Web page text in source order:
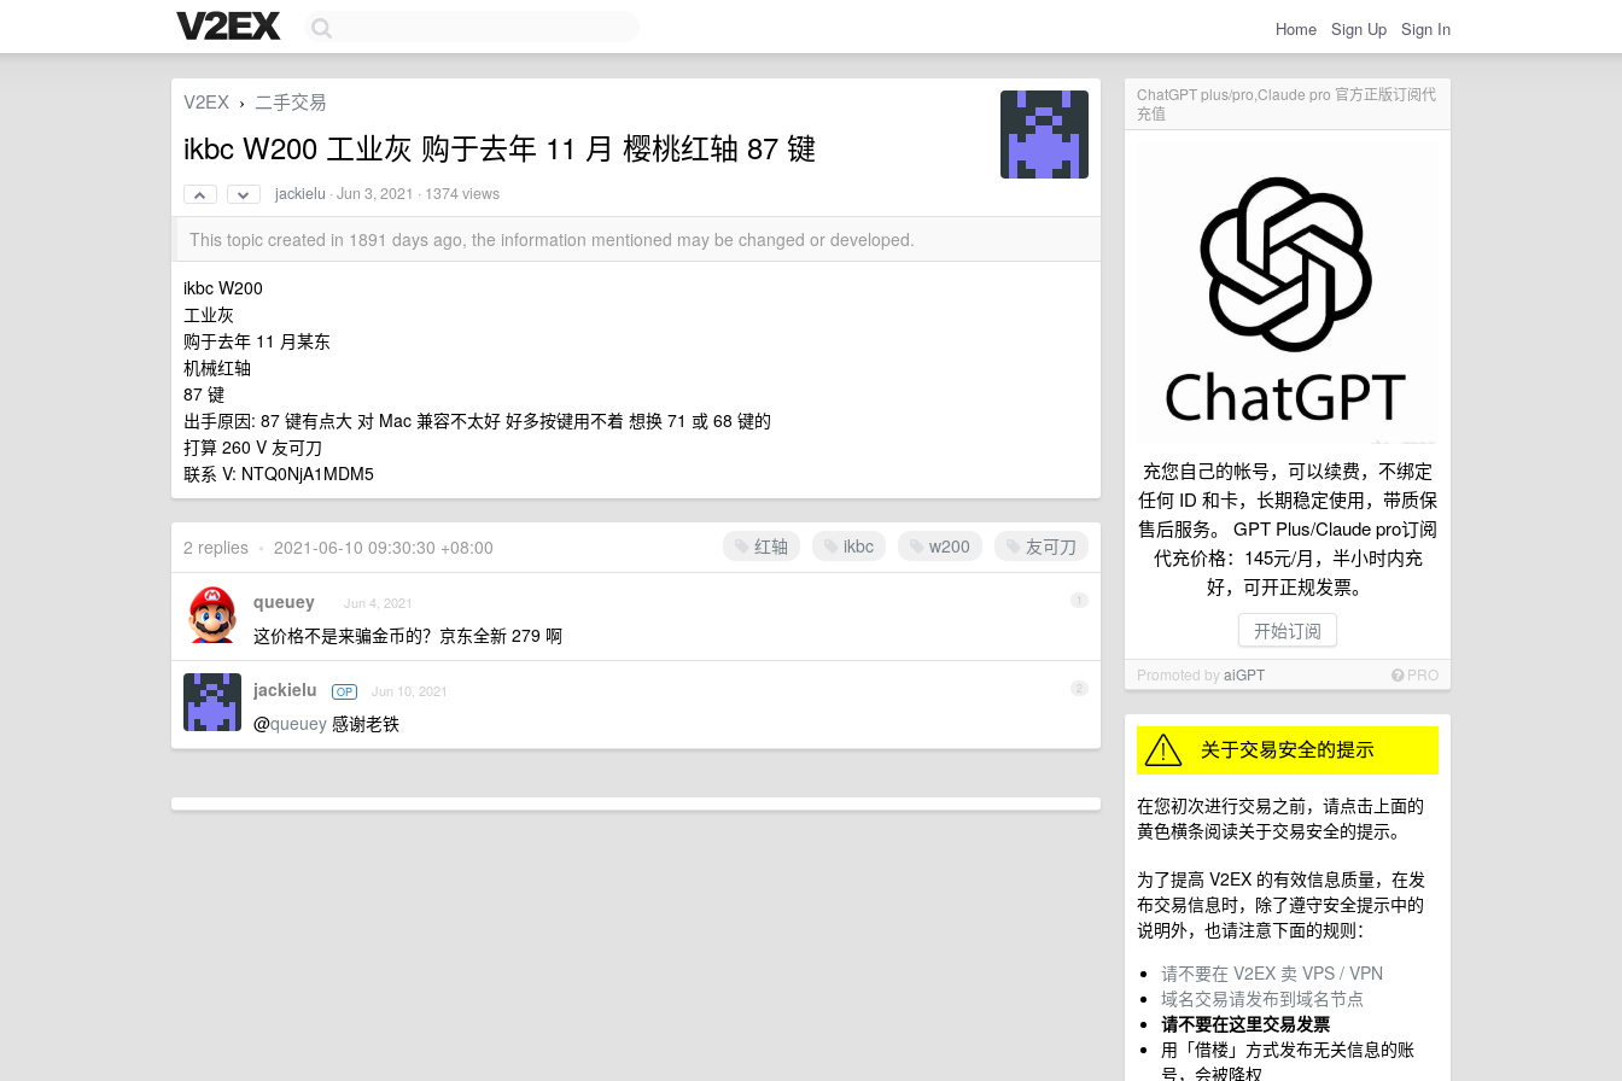
Home Sign Up Sign In
ChatGPT plus/pro,Claude pro 官方正版订阅代
充值
充您自己的帐号，可以续费，不绑定
任何 ID 和卡，长期稳定使用，带质保
售后服务。 GPT Plus/Claude pro订阅
代充价格：145元/月，半小时内充
好，可开正规发票。
开始订阅
Promoted byaiGPT PRO
在您初次进行交易之前，请点击上面的
黄色横条阅读关于交易安全的提示。
为了提高 V2EX 的有效信息质量，在发
布交易信息时，除了遵守安全提示中的
说明外，也请注意下面的规则：
请不要在 V2EX 卖 VPS / VPN
域名交易请发布到域名节点
请不要在这里交易发票
用「借楼」方式发布无关信息的账
号，会被降权
V2EX › 二手交易
ikbc W200 工业灰 购于去年 11 月 樱桃红轴 87 键
jackielu ·Jun 3, 2021 · 1374 views
This topic created in 1891 days ago, the information mentioned may be changed or developed.
ikbc W200
工业灰
购于去年 11 月某东
机械红轴
87 键
出手原因: 87 键有点大 对 Mac 兼容不太好 好多按键用不着 想换 71 或 68 键的
打算 260 V 友可刀
联系 V: NTQ0NjA1MDM5
红轴 ikbc w200 友可刀
2 replies • 2021-06-10 09:30:30 +08:00
1
queuey Jun 4, 2021
这价格不是来骗金币的？京东全新 279 啊
2
jackielu OP Jun 10, 2021
@queuey 感谢老铁